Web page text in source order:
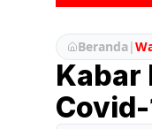
Beranda|
Kabar